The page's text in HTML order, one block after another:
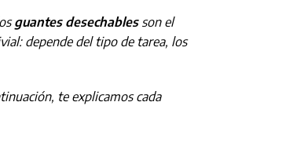
guantes desechablesson el
depende del tipo de tarea, los
te explicamos cada